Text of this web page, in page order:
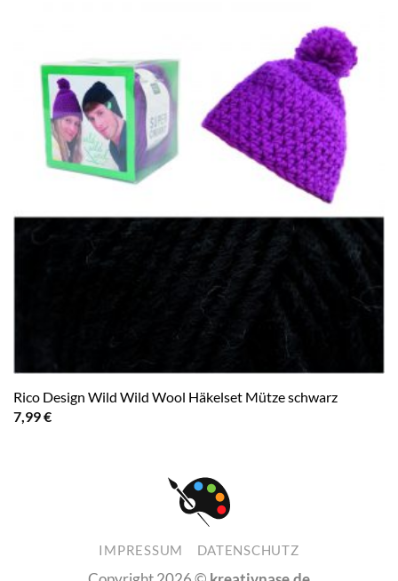
Rico Design Wild Wild Wool Häkelset Mütze schwarz
7,99€
IMPRESSUM DATENSCHUTZ